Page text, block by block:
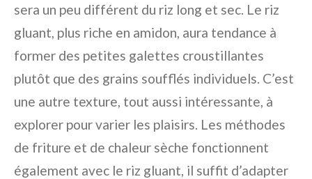
sera un peu différent du riz long et sec. Le riz
gluant, plus riche en amidon, aura tendance à
former des petites galettes croustillantes
plutôt que des grains soufflés individuels. C’est
une autre texture, tout aussi intéressante, à
explorer pour varier les plaisirs. Les méthodes
de friture et de chaleur sèche fonctionnent
également avec le riz gluant, il suffit d’adapter